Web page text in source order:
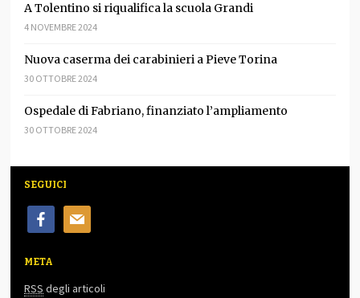
A Tolentino si riqualifica la scuola Grandi
4 NOVEMBRE 2024
Nuova caserma dei carabinieri a Pieve Torina
30 OTTOBRE 2024
Ospedale di Fabriano, finanziato l’ampliamento
30 OTTOBRE 2024
SEGUICI
facebookmail
META
RSS degli articoli